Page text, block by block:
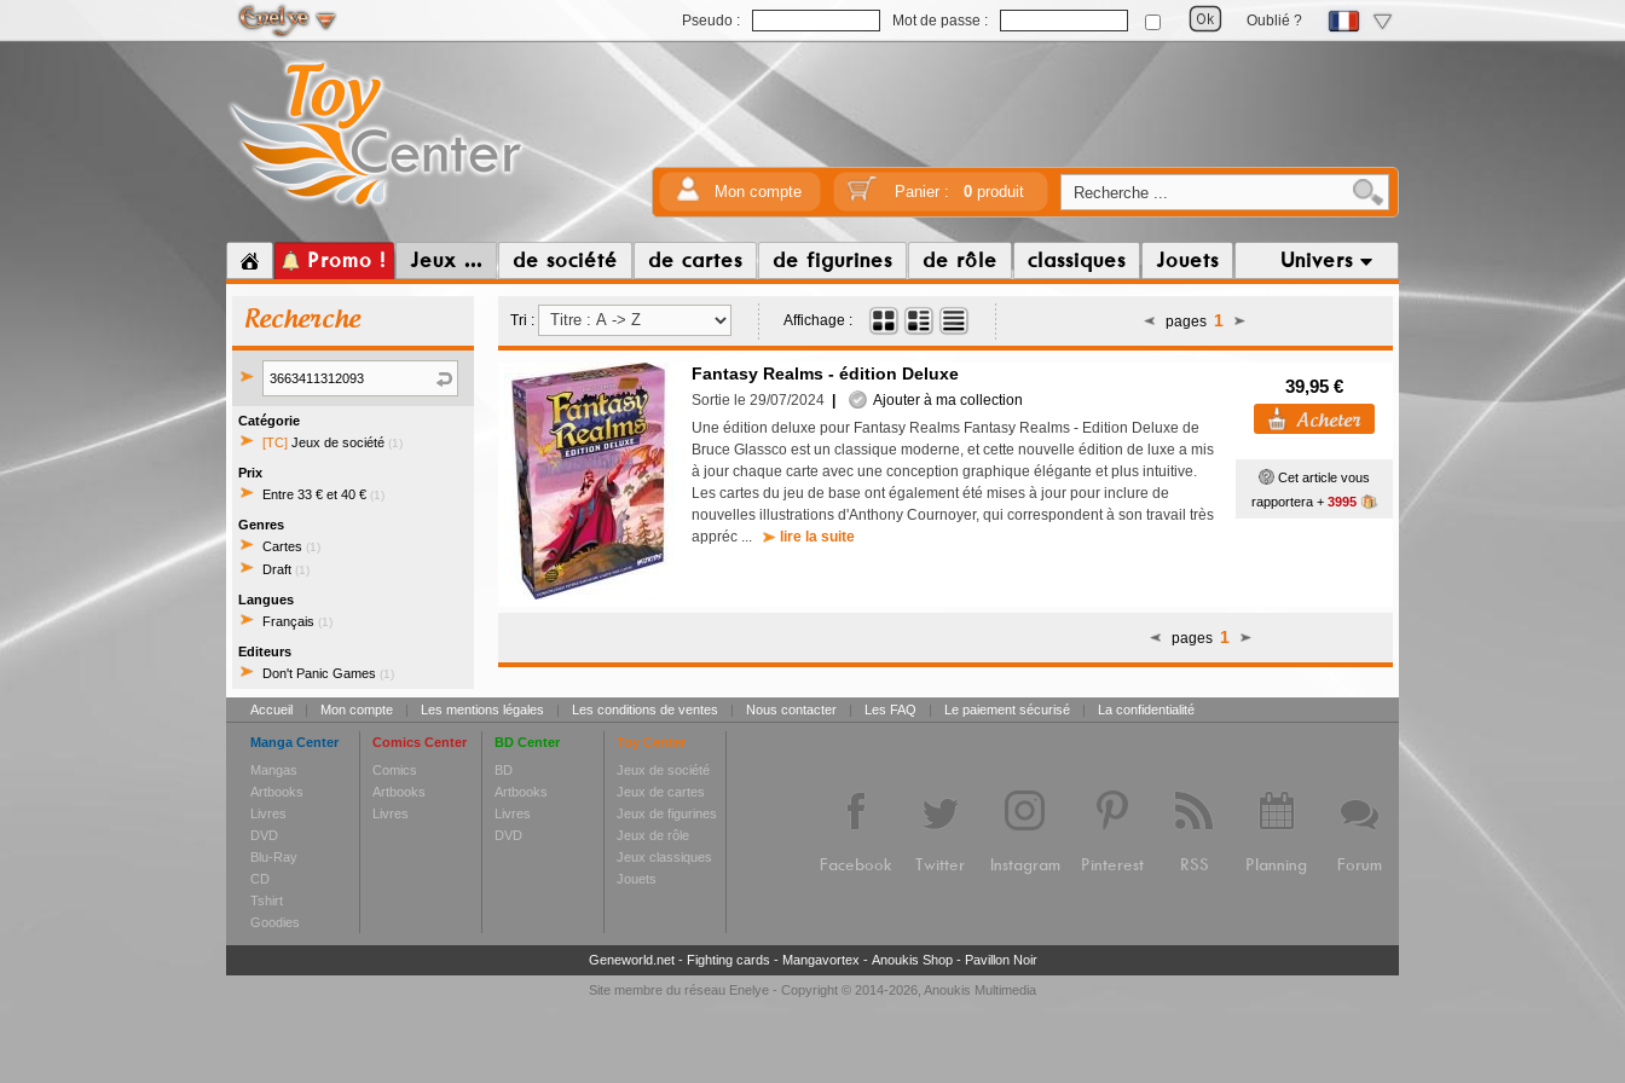
Pseudo : Mot de passe : Oublié ?
Mon compte Panier : 0produit
Promo ! Jeux ... de société de cartes de figurines de rôle classiques Jouets Univers
Recherche
Catégorie
[TC] Jeux de société (1)
Prix
Entre 33 € et 40 € (1)
Genres
Cartes (1)
Draft (1)
Langues
Français (1)
Editeurs
Don't Panic Games (1)
Tri : Affichage : pages 1
Fantasy Realms - édition Deluxe
Sortie le 29/07/2024
Ajouter à ma collection
Une édition deluxe pour Fantasy Realms Fantasy Realms - Edition Deluxe de
Bruce Glassco est un classique moderne, et cette nouvelle édition de luxe a mis
à jour chaque carte avec une conception graphique élégante et plus intuitive.
Les cartes du jeu de base ont également été mises à jour pour inclure de
nouvelles illustrations d'Anthony Cournoyer, qui correspondent à son travail très
appréc ...
lire la suite
39,95 €
Cet article vous
rapportera + 3995
pages 1
Accueil | Mon compte | Les mentions légales | Les conditions de ventes | Nous contacter | Les FAQ | Le paiement sécurisé | La confidentialité
Manga Center
Mangas
Artbooks
Livres
DVD
Blu-Ray
CD
Tshirt
Goodies
Comics Center
Comics
Artbooks
Livres
BD Center
BD
Artbooks
Livres
DVD
Toy Center
Jeux de société
Jeux de cartes
Jeux de figurines
Jeux de rôle
Jeux classiques
Jouets
Facebook Twitter Instagram Pinterest RSS Planning Forum
Geneworld.net- Fighting cards - Mangavortex - Anoukis Shop- Pavillon Noir
Site membre du réseau Enelye - Copyright © 2014-2026, Anoukis Multimedia